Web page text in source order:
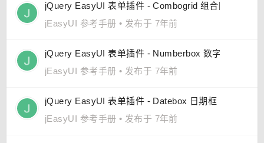
jQuery EasyUI 表单插件 - Combogrid 组合网格
jEasyUI 参考手册 • 发布于 7年前
jQuery EasyUI 表单插件 - Numberbox 数字框
jEasyUI 参考手册 • 发布于 7年前
jQuery EasyUI 表单插件 - Datebox 日期框
jEasyUI 参考手册 • 发布于 7年前